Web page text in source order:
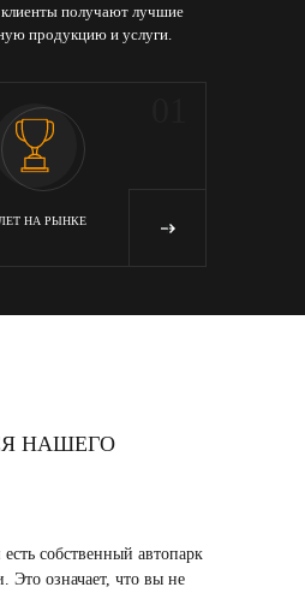
получают лучшие
продукцию и услуги.
ЛЕТ НА РЫНКЕ ›
НАШЕГО
собственный автопарк
. Это означает, что вы не